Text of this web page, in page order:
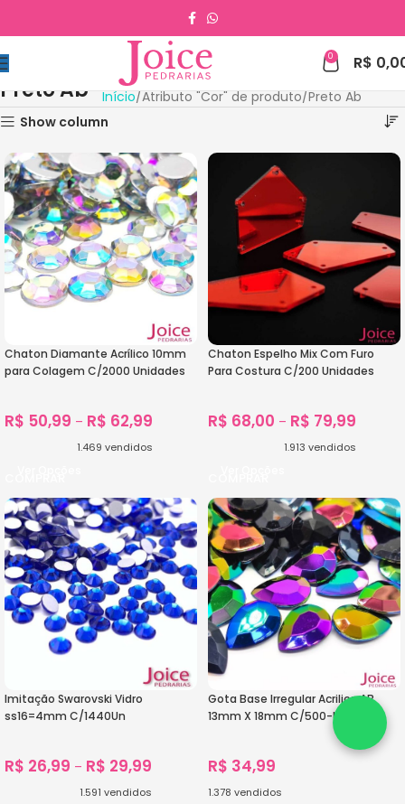
0 R$
Preto Ab Início Atributo "Cor" de produto Preto Ab
Show column
Chaton Diamante Acrílico 10mm
para Colagem C/2000 Unidades
R$ 50,99 – R$ 62,99
1.469 vendidos
Chaton Espelho Mix Com Furo
Para Costura C/200 Unidades
R$ 68,00 – R$ 79,99
1.913 vendidos
Imitação Swarovski Vidro
ss16=4mm C/1440Un
R$ 26,99 – R$ 29,99
1.591 vendidos
Gota Base Irregular Acrilico AB
13mm X 18mm C/500-Unidades
R$ 34,99
1.378 vendidos